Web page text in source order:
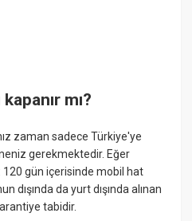
mı?
zaman sadece Türkiye'ye
gerekmektedir. Eğer
gün içerisinde mobil hat
dışında da yurt dışında alınan
tabidir.